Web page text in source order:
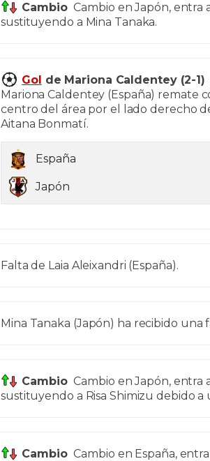
Cambio Cambio en Japón, entra
sustituyendo a Mina Tanaka.
Gol de Mariona Caldentey (2-1)
Mariona Caldentey (España) remate
centro del área por el lado derecho
Aitana Bonmatí.
España
Japón
Falta de Laia Aleixandri (España).
Mina Tanaka (Japón) ha recibido una
Cambio Cambio en Japón, entra
sustituyendo a Risa Shimizu debido a
Cambio Cambio en España,